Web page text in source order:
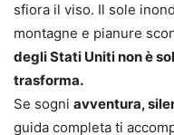
sfiora il viso. Il sole
montagne e pianure
degli Stati Uniti non è
trasforma.
Se sogni avventura,
guida completa ti